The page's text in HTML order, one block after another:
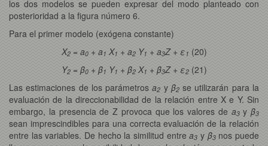
los dos modelos se pueden expresar del modo planteado con
posterioridad a la figura número 6.
Para el primer modelo (exógena constante)
X2= a0+ a1 X1 + a2Y1 + a3Z + ε 1 (20)
Y2= β0+ β1 Y1 + β2X1 + β3Z + ε2 (21)
Las estimaciones de los parámetros a2 y β2 se utilizarán para la
evaluación de la direccionabilidad de la relación entre X e Y. Sin
embargo, la presencia de Z provoca que los valores de a3 y β3
sean imprescindibles para una correcta evaluación de la relación
entre las variables. De hecho la similitud entrea3 y β3 nos puede